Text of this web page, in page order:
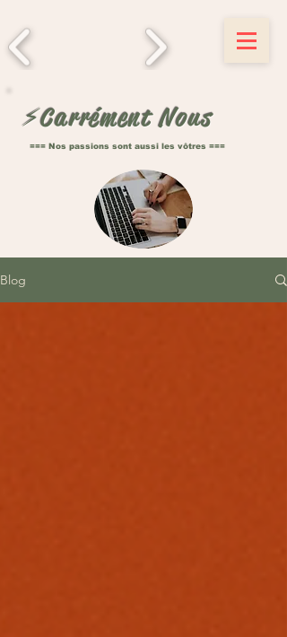
⚡️Carrément Nous
=== Nos passions sont aussi les vôtres ===
Blog